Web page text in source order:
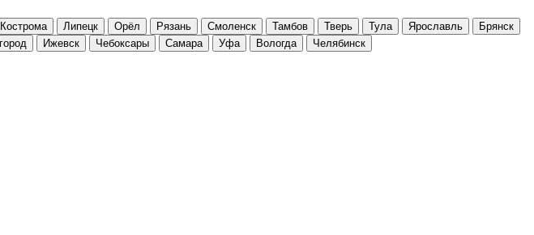
Кострома Липецк Орёл Рязань Смоленск Тамбов Тверь Тула Ярославль
Брянск
Ижевск Чебоксары Самара Уфа Вологда Челябинск